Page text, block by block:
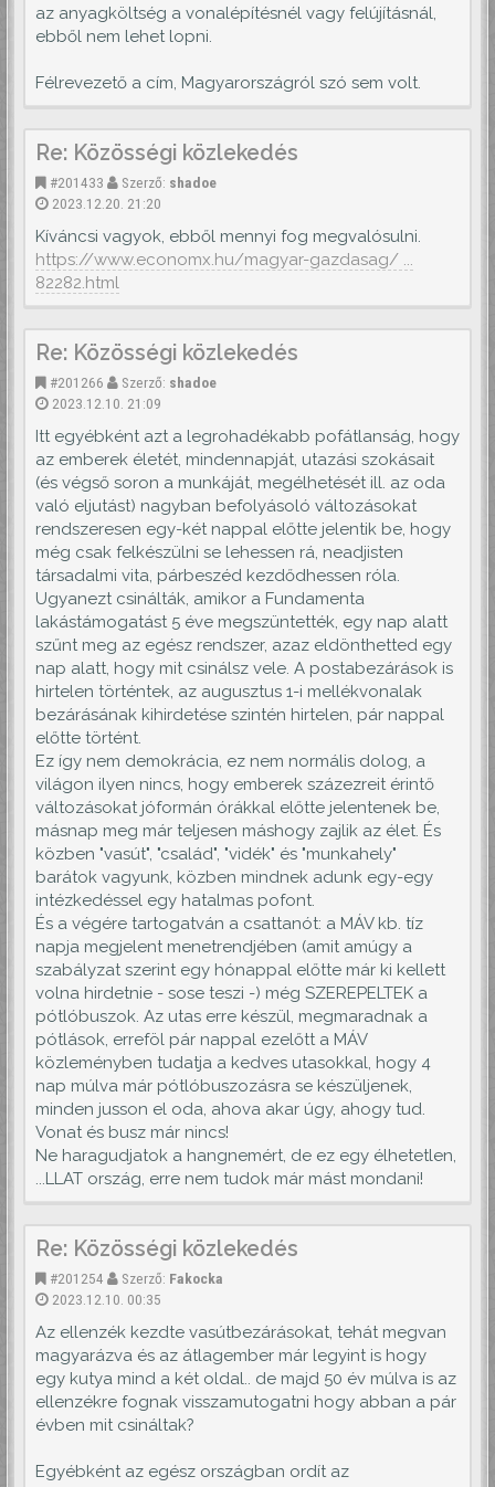
az anyagköltség a vonalépítésnél vagy felújításnál,
ebből nem lehet lopni.
Félrevezető a cím, Magyarországról szó sem volt.
Re: Közösségi közlekedés
#201433 Szerző: shadoe
2023.12.20. 21:20
Kíváncsi vagyok, ebből mennyi fog megvalósulni.
https://www.economx.hu/magyar-gazdasag/ ...
82282.html
Re: Közösségi közlekedés
#201266 Szerző: shadoe
2023.12.10. 21:09
Itt egyébként azt a legrohadékabb pofátlanság, hogy
az emberek életét, mindennapját, utazási szokásait
(és végső soron a munkáját, megélhetését ill. az oda
való eljutást) nagyban befolyásoló változásokat
rendszeresen egy-két nappal előtte jelentik be, hogy
még csak felkészülni se lehessen rá, neadjisten
társadalmi vita, párbeszéd kezdődhessen róla.
Ugyanezt csinálták, amikor a Fundamenta
lakástámogatást 5 éve megszüntették, egy nap alatt
szűnt meg az egész rendszer, azaz eldönthetted egy
nap alatt, hogy mit csinálsz vele. A postabezárások is
hirtelen történtek, az augusztus 1-i mellékvonalak
bezárásának kihirdetése szintén hirtelen, pár nappal
előtte történt.
Ez így nem demokrácia, ez nem normális dolog, a
világon ilyen nincs, hogy emberek százezreit érintő
változásokat jóformán órákkal előtte jelentenek be,
másnap meg már teljesen máshogy zajlik az élet. És
közben "vasút", "család", "vidék" és "munkahely"
barátok vagyunk, közben mindnek adunk egy-egy
intézkedéssel egy hatalmas pofont.
És a végére tartogatván a csattanót: a MÁV kb. tíz
napja megjelent menetrendjében (amit amúgy a
szabályzat szerint egy hónappal előtte már ki kellett
volna hirdetnie - sose teszi -) még SZEREPELTEK a
pótlóbuszok. Az utas erre készül, megmaradnak a
pótlások, erreföl pár nappal ezelőtt a MÁV
közleményben tudatja a kedves utasokkal, hogy 4
nap múlva már pótlóbuszozásra se készüljenek,
minden jusson el oda, ahova akar úgy, ahogy tud.
Vonat és busz már nincs!
Ne haragudjatok a hangnemért, de ez egy élhetetlen,
...LLAT ország, erre nem tudok már mást mondani!
Re: Közösségi közlekedés
#201254 Szerző: Fakocka
2023.12.10. 00:35
Az ellenzék kezdte vasútbezárásokat, tehát megvan
magyarázva és az átlagember már legyint is hogy
egy kutya mind a két oldal.. de majd 50 év múlva is az
ellenzékre fognak visszamutogatni hogy abban a pár
évben mit csináltak?
Egyébként az egész országban ordít az